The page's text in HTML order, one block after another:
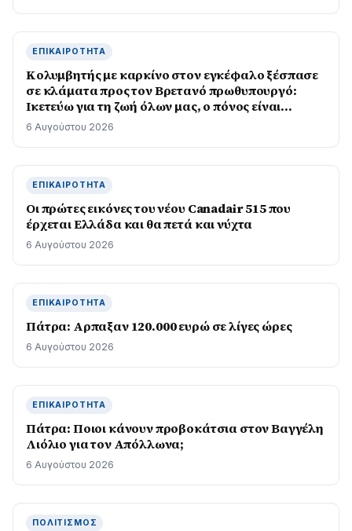
ΕΠΙΚΑΙΡΌΤΗΤΑ
Κολυμβητής με καρκίνο στον εγκέφαλο ξέσπασε
σε κλάματα προς τον Βρετανό πρωθυπουργό:
Ικετεύω για τη ζωή όλων μας, ο πόνος είναι
αφόρητος
6 Αυγούστου 2026
ΕΠΙΚΑΙΡΌΤΗΤΑ
Οι πρώτες εικόνες του νέου Canadair 515 που
έρχεται Ελλάδα και θα πετά και νύχτα
6 Αυγούστου 2026
ΕΠΙΚΑΙΡΌΤΗΤΑ
Πάτρα: Αρπαξαν 120.000 ευρώ σε λίγες ώρες
6 Αυγούστου 2026
ΕΠΙΚΑΙΡΌΤΗΤΑ
Πάτρα: Ποιοι κάνουν προβοκάτσια στον Βαγγέλη
Λιόλιο για τον Απόλλωνα;
6 Αυγούστου 2026
ΠΟΛΙΤΙΣΜΌΣ